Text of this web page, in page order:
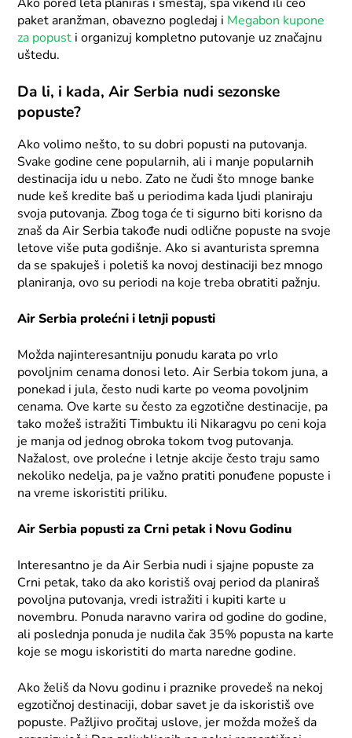
Ako pored leta planiraš i smeštaj, spa vikend ili ceo
paket aranžman, obavezno pogledaj i Megabon kupone
za popust i organizuj kompletno putovanje uz značajnu
uštedu.
Da li, i kada, Air Serbia nudi sezonske
popuste?
Ako volimo nešto, to su dobri popusti na putovanja.
Svake godine cene popularnih, ali i manje popularnih
destinacija idu u nebo. Zato ne čudi što mnoge banke
nude keš kredite baš u periodima kada ljudi planiraju
svoja putovanja. Zbog toga će ti sigurno biti korisno da
znaš da Air Serbia takođe nudi odlične popuste na svoje
letove više puta godišnje. Ako si avanturista spremna
da se spakuješ i poletiš ka novoj destinaciji bez mnogo
planiranja, ovo su periodi na koje treba obratiti pažnju.
Air Serbia prolećni i letnji popusti
Možda najinteresantniju ponudu karata po vrlo
povoljnim cenama donosi leto. Air Serbia tokom juna, a
ponekad i jula, često nudi karte po veoma povoljnim
cenama. Ove karte su često za egzotične destinacije, pa
tako možeš istražiti Timbuktu ili Nikaragvu po ceni koja
je manja od jednog obroka tokom tvog putovanja.
Nažalost, ove prolećne i letnje akcije često traju samo
nekoliko nedelja, pa je važno pratiti ponuđene popuste i
na vreme iskoristiti priliku.
Air Serbia popusti za Crni petak i Novu Godinu
Interesantno je da Air Serbia nudi i sjajne popuste za
Crni petak, tako da ako koristiš ovaj period da planiraš
povoljna putovanja, vredi istražiti i kupiti karte u
novembru. Ponuda naravno varira od godine do godine,
ali poslednja ponuda je nudila čak 35% popusta na karte
koje se mogu iskoristiti do marta naredne godine.
Ako želiš da Novu godinu i praznike provedeš na nekoj
egzotičnoj destinaciji, dobar savet je da iskoristiš ove
popuste. Pažljivo pročitaj uslove, jer možda možeš da